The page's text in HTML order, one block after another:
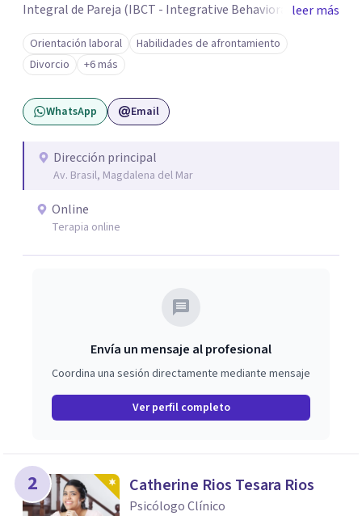
Integral de Pareja (IBCT - Integrative Behavioral Couple
Therapy). Formación en Terapia de esquemas por CETEP.
Formación en Entrenamiento en Habilidades. Formación
en Análisis de la conducta. Formación en Terapia
Dialéctica Conductual - DBT. Formación en Terapia de
Familia y Pareja.
leer más
Orientación laboral
Habilidades de afrontamiento
Divorcio
+6 más
WhatsApp Email
Dirección principal
Av. Brasil, Magdalena del Mar
Online
Terapia online
Envía un mensaje al profesional
Coordina una sesión directamente mediante mensaje
Ver perfil completo
2 Catherine Rios Tesara Rios
Psicólogo Clínico